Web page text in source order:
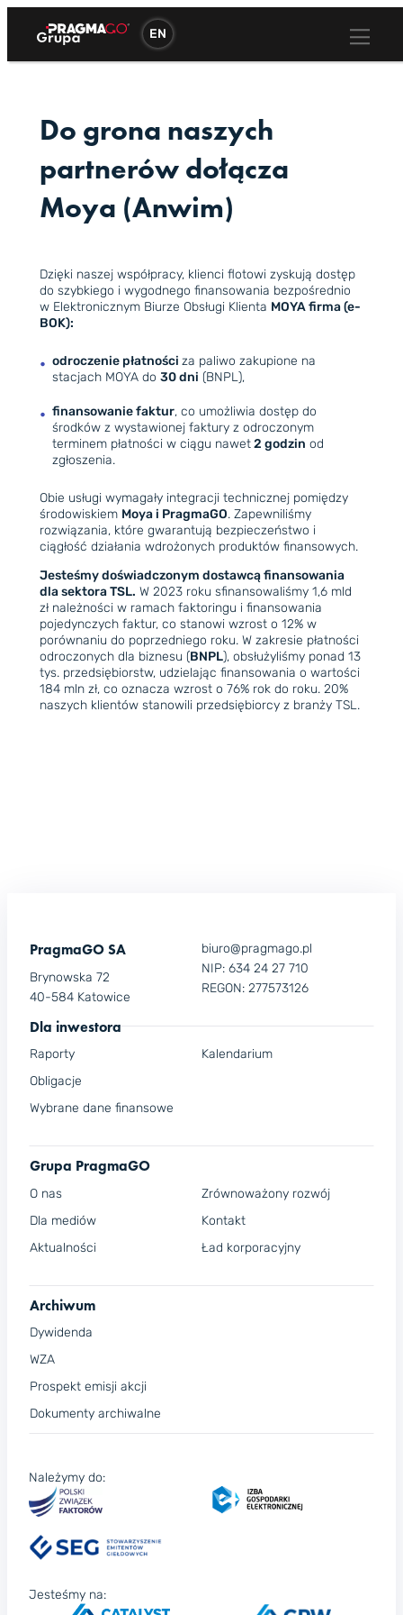
treści
EN
Do grona naszych
partnerów dołącza
Moya (Anwim)
Dzięki naszej współpracy, klienci flotowi zyskują dostęp
do szybkiego i wygodnego finansowania bezpośrednio
w Elektronicznym Biurze Obsługi Klienta MOYA firma (e-
BOK):
odroczenie płatności za paliwo zakupione na
stacjach MOYA do 30 dni (BNPL),
finansowanie faktur, co umożliwia dostęp do
środków z wystawionej faktury z odroczonym
terminem płatności w ciągu nawet2 godzin od
zgłoszenia.
Obie usługi wymagały integracji technicznej pomiędzy
środowiskiem Moya i PragmaGO. Zapewniliśmy
rozwiązania, które gwarantują bezpieczeństwo i
ciągłość działania wdrożonych produktów finansowych.
Jesteśmy doświadczonym dostawcą finansowania
dla sektora TSL. W 2023 roku sfinansowaliśmy 1,6 mld
zł należności w ramach faktoringu i finansowania
pojedynczych faktur, co stanowi wzrost o 12% w
porównaniu do poprzedniego roku. W zakresie płatności
odroczonych dla biznesu (BNPL), obsłużyliśmy ponad 13
tys. przedsiębiorstw, udzielając finansowania o wartości
184 mln zł, co oznacza wzrost o 76% rok do roku. 20%
naszych klientów stanowili przedsiębiorcy z branży TSL.
PragmaGO SA
Brynowska 72
40-584 Katowice
biuro@pragmago.pl
NIP: 634 24 27 710
REGON: 277573126
Dla inwestora
Raporty
Obligacje
Wybrane dane finansowe
Kalendarium
Grupa PragmaGO
O nas
Dla mediów
Aktualności
Zrównoważony rozwój
Kontakt
Ład korporacyjny
Archiwum
Dywidenda
WZA
Prospekt emisji akcji
Dokumenty archiwalne
Należymy do:
Jesteśmy na: